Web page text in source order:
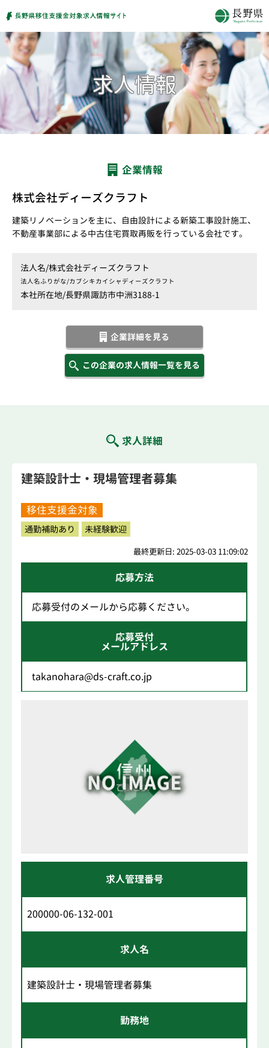
企業情報
株式会社ディーズクラフト
建築リノベーションを主に、自由設計による新築工事設計施工、
不動産事業部による中古住宅買取再販を行っている会社です。
法人名/株式会社ディーズクラフト
法人名ふりがな/カブシキカイシャディーズクラフト
本社所在地/長野県諏訪市中洲3188-1
企業詳細を見る
この企業の求人情報一覧を見る
求人詳細
建築設計士・現場管理者募集
移住支援金対象
通勤補助あり 未経験歓迎
最終更新日: 2025-03-03 11:09:02
応募方法
応募受付のメールから応募ください。
応募受付
メールアドレス
takanohara@ds-craft.co.jp
求人管理番号
200000-06-132-001
求人名
建築設計士・現場管理者募集
勤務地